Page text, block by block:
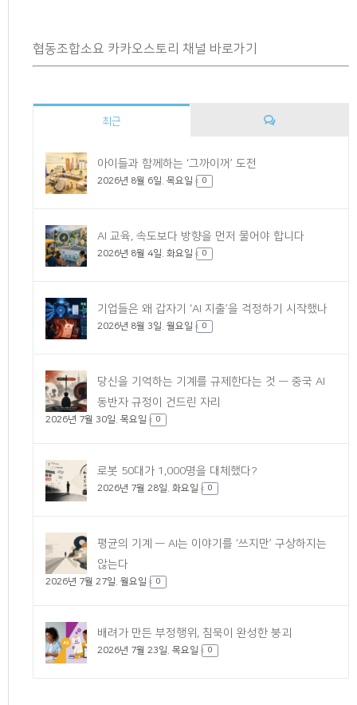
협동조합소요 카카오스토리 채널 바로가기
최근
아이들과 함께하는 ‘그까이꺼’ 도전
2026년 8월 6일. 목요일 0
AI 교육, 속도보다 방향을 먼저 물어야 합니다
2026년 8월 4일. 화요일 0
기업들은 왜 갑자기 ‘AI 지출’을 걱정하기 시작했나
2026년 8월 3일. 월요일 0
당신을 기억하는 기계를 규제한다는 것 — 중국 AI
동반자 규정이 건드린 자리
2026년 7월 30일. 목요일 0
로봇 50대가 1,000명을 대체했다?
2026년 7월 28일. 화요일 0
평균의 기계 — AI는 이야기를 ‘쓰지만’ 구상하지는
않는다
2026년 7월 27일. 월요일 0
배려가 만든 부정행위, 침묵이 완성한 붕괴
2026년 7월 23일. 목요일 0